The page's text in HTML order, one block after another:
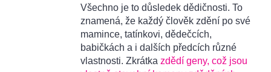
Všechno je to důsledek dědičnosti. To
znamená, že každý člověk zdění po své
mamince, tatínkovi, dědečcích,
babičkách a i dalších předcích různé
vlastnosti. Zkrátka zdědí geny, což jsou